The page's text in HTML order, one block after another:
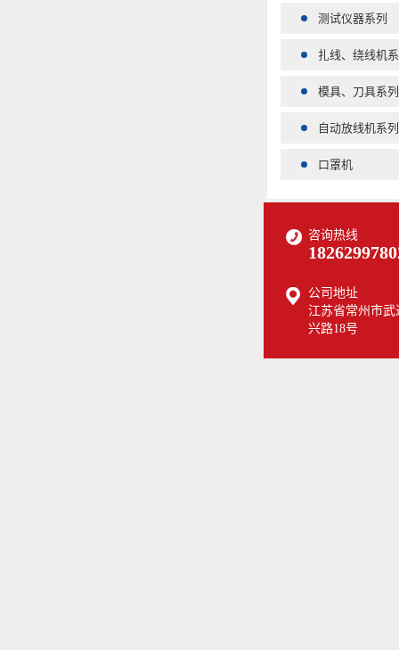
测试仪器系列
扎线、绕线机
模具、刀具系列
自动放线机系列
口罩机
咨询热线
公司地址
江苏省常州市
兴路18号